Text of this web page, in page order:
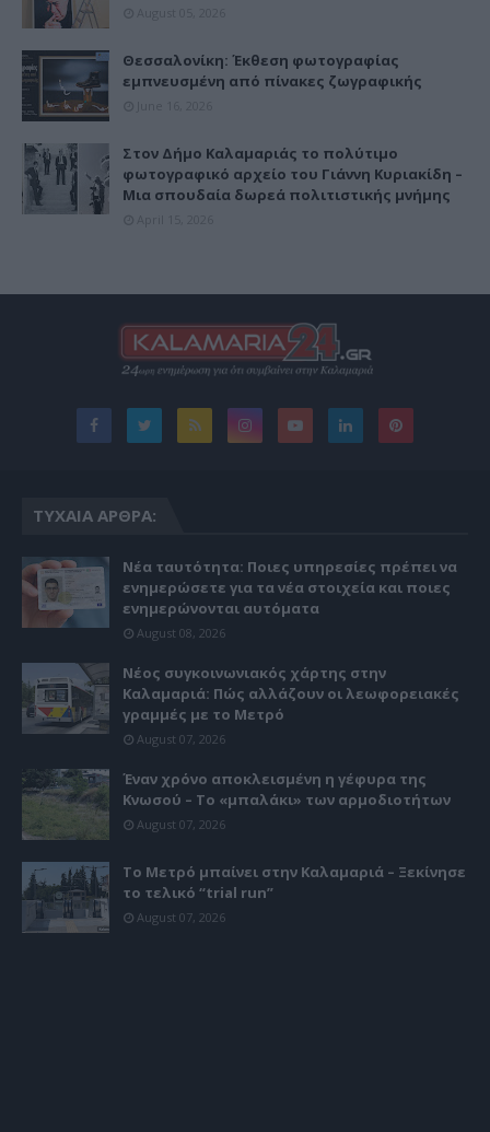
Θεσσαλονίκη: Έκθεση φωτογραφίας
εμπνευσμένη από πίνακες ζωγραφικής
Στον Δήμο Καλαμαριάς το πολύτιμο
φωτογραφικό αρχείο του Γιάννη Κυριακίδη –
Μια σπουδαία δωρεά πολιτιστικής μνήμης
ΤΥΧΑΊΑ ΆΡΘΡΑ:
Νέα ταυτότητα: Ποιες υπηρεσίες πρέπει να
ενημερώσετε για τα νέα στοιχεία και ποιες
ενημερώνονται αυτόματα
August 08, 2026
Νέος συγκοινωνιακός χάρτης στην
Καλαμαριά: Πώς αλλάζουν οι λεωφορειακές
γραμμές με το Μετρό
August 07, 2026
Έναν χρόνο αποκλεισμένη η γέφυρα της
Κνωσού – Το «μπαλάκι» των αρμοδιοτήτων
August 07, 2026
Το Μετρό μπαίνει στην Καλαμαριά – Ξεκίνησε
το τελικό “trial run”
August 07, 2026